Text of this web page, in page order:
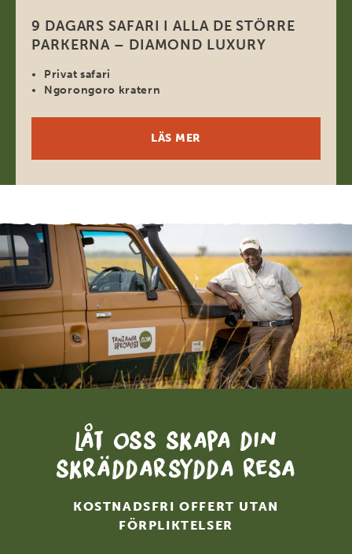
9 DAGARS SAFARI I ALLA DE STÖRRE
PARKERNA – DIAMOND LUXURY
Privat safari
Ngorongoro kratern
LÄS MER
Låt oss skapa din
skräddarsydda resa
KOSTNADSFRI OFFERT UTAN
FÖRPLIKTELSER